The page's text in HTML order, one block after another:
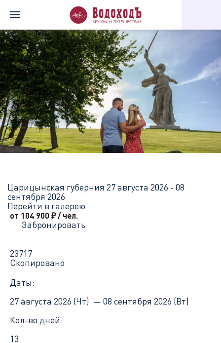
Царицынская губерния 27 августа 2026 - 08
сентября 2026
Перейти в галерею
от 104 900 ₽/ чел.
Забронировать
23717
Скопировано
Даты:
27 августа 2026 (Чт) — 08 сентября 2026 (Вт)
Кол-во дней:
13